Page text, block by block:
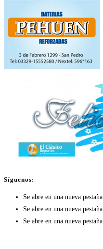
Síguenos:
Se abre en una nueva pestaña
Se abre en una nueva pestaña
Se abre en una nueva pestaña